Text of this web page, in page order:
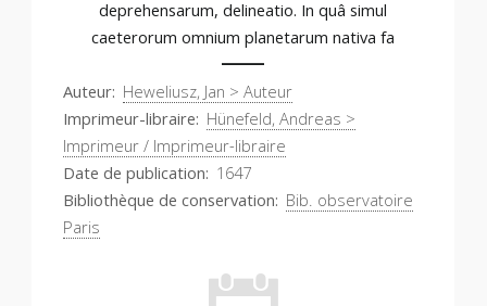
deprehensarum, delineatio. In quâ simul
caeterorum omnium planetarum nativa fa
Auteur Heweliusz, Jan > Auteur
Imprimeur-libraire Hünefeld, Andreas >
Imprimeur / Imprimeur-libraire
Date de publication 1647
Bibliothèque de conservation Bib. observatoire
Paris